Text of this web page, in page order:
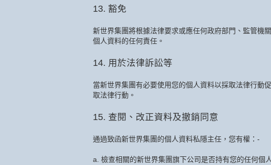
13. 豁免
新世界集團將根據法律要求或應任何政府部門、監管機
個人資料的任何責任。
14. 用於法律訴訟等
當新世界集團有必要使用您的個人資料以採取法律行動
取法律行動。
15. 查閱、改正資料及撤銷同意
通過致函新世界集團的個人資料私隱主任，您有權：-
a. 檢查相關的新世界集團旗下公司是否持有您的任何個